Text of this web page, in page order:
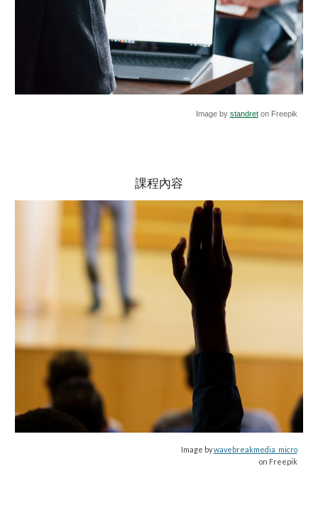
Image by standreton Freepik
課程內容
Image bywavebreakmedia_micro
on Freepik